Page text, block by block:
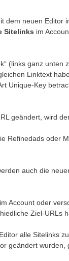
dem neuen Editor
Sitelinks im
(links ganz unten
Linktext
Unique-Key
geändert, wird
Refinedads oder
auch die
Account oder
Ziel-URLs
alle Sitelinks
geändert wurden,